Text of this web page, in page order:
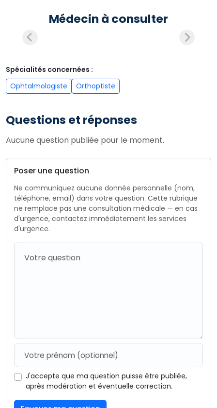
Médecin à consulter
Spécialités concernées :
Ophtalmologiste
Orthoptiste
Questions et réponses
Aucune question publiée pour le moment.
Poser une question
Ne communiquez aucune donnée personnelle (nom,
téléphone, email) dans votre question. Cette rubrique
ne remplace pas une consultation médicale — en cas
d'urgence, contactez immédiatement les services
d'urgence.
J'accepte que ma question puisse être publiée,
après modération et éventuelle correction.